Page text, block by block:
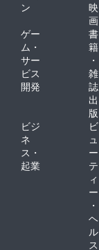
ン
映
画
ゲー
ム・
サー
ビス
開発
書
籍
・
雑
誌
出
版
ビジ
ネ
ス・
起業
ビ
ュ
ー
テ
ィ
ー
・
ヘ
ル
ス